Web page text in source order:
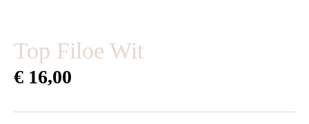
Top Filoe Wit
€ 16,00